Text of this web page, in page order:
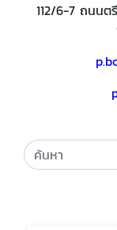
112/6-7 ถนน